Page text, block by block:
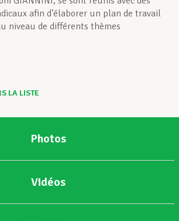
afin d’élaborer un plan de travail
niveau de différents thèmes
LA LISTE
Photos
Vidéos